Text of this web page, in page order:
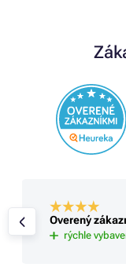
Overený
rýchle